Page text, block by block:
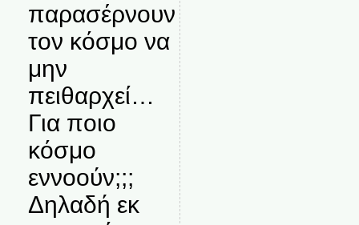
παρασέρνουν
τον κόσμο να
μην
πειθαρχεί…
Για ποιο
κόσμο
εννοούν;;;
Δηλαδή εκ